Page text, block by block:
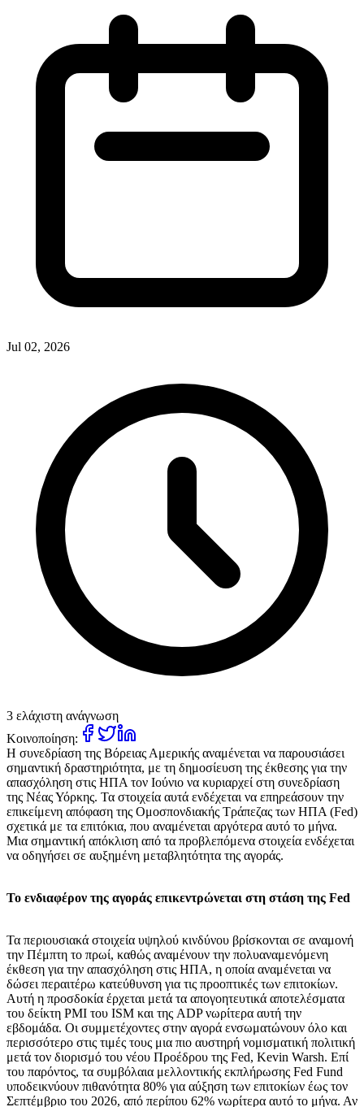
Jul 02, 2026
3 ελάχιστη ανάγνωση
Κοινοποίηση:
Η συνεδρίαση της Βόρειας Αμερικής αναμένεται να παρουσιάσει
σημαντική δραστηριότητα, με τη δημοσίευση της έκθεσης για την
απασχόληση στις ΗΠΑ τον Ιούνιο να κυριαρχεί στη συνεδρίαση
της Νέας Υόρκης. Τα στοιχεία αυτά ενδέχεται να επηρεάσουν την
επικείμενη απόφαση της Ομοσπονδιακής Τράπεζας των ΗΠΑ (Fed)
σχετικά με τα επιτόκια, που αναμένεται αργότερα αυτό το μήνα.
Μια σημαντική απόκλιση από τα προβλεπόμενα στοιχεία ενδέχεται
να οδηγήσει σε αυξημένη μεταβλητότητα της αγοράς.
Το ενδιαφέρον της αγοράς επικεντρώνεται στη στάση της Fed
Τα περιουσιακά στοιχεία υψηλού κινδύνου βρίσκονται σε αναμονή
την Πέμπτη το πρωί, καθώς αναμένουν την πολυαναμενόμενη
έκθεση για την απασχόληση στις ΗΠΑ, η οποία αναμένεται να
δώσει περαιτέρω κατεύθυνση για τις προοπτικές των επιτοκίων.
Αυτή η προσδοκία έρχεται μετά τα απογοητευτικά αποτελέσματα
του δείκτη PMI του ISM και της ADP νωρίτερα αυτή την
εβδομάδα. Οι συμμετέχοντες στην αγορά ενσωματώνουν όλο και
περισσότερο στις τιμές τους μια πιο αυστηρή νομισματική πολιτική
μετά τον διορισμό του νέου Προέδρου της Fed, Kevin Warsh. Επί
του παρόντος, τα συμβόλαια μελλοντικής εκπλήρωσης Fed Fund
υποδεικνύουν πιθανότητα 80% για αύξηση των επιτοκίων έως τον
Σεπτέμβριο του 2026, από περίπου 62% νωρίτερα αυτό το μήνα. Αν